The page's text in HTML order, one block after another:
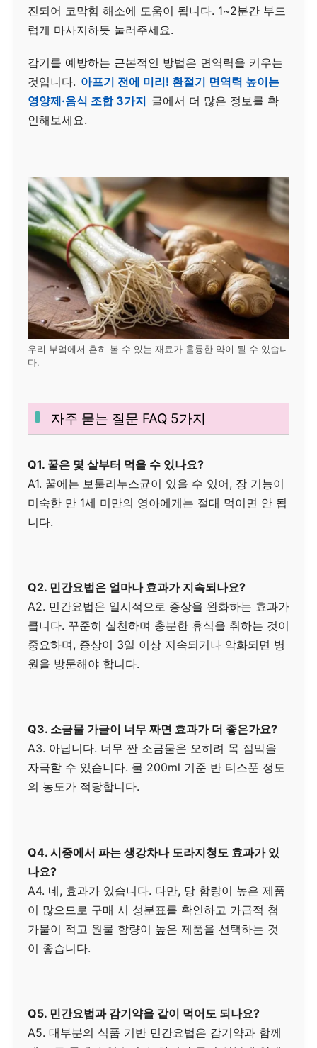
진되어 코막힘 해소에 도움이 됩니다. 1~2분간 부드
럽게 마사지하듯 눌러주세요.
감기를 예방하는 근본적인 방법은 면역력을 키우는
것입니다. 아프기 전에 미리! 환절기 면역력 높이는
영양제·음식 조합 3가지 글에서 더 많은 정보를 확
인해보세요.
우리 부엌에서 흔히 볼 수 있는 재료가 훌륭한 약이 될 수 있습니
다.
자주 묻는 질문 FAQ 5가지
Q1. 꿀은 몇 살부터 먹을 수 있나요?
A1. 꿀에는 보툴리누스균이 있을 수 있어, 장 기능이
미숙한 만 1세 미만의 영아에게는 절대 먹이면 안 됩
니다.
Q2. 민간요법은 얼마나 효과가 지속되나요?
A2. 민간요법은 일시적으로 증상을 완화하는 효과가
큽니다. 꾸준히 실천하며 충분한 휴식을 취하는 것이
중요하며, 증상이 3일 이상 지속되거나 악화되면 병
원을 방문해야 합니다.
Q3. 소금물 가글이 너무 짜면 효과가 더 좋은가요?
A3. 아닙니다. 너무 짠 소금물은 오히려 목 점막을
자극할 수 있습니다. 물 200ml 기준 반 티스푼 정도
의 농도가 적당합니다.
Q4. 시중에서 파는 생강차나 도라지청도 효과가 있
나요?
A4. 네, 효과가 있습니다. 다만, 당 함량이 높은 제품
이 많으므로 구매 시 성분표를 확인하고 가급적 첨
가물이 적고 원물 함량이 높은 제품을 선택하는 것
이 좋습니다.
Q5. 민간요법과 감기약을 같이 먹어도 되나요?
A5. 대부분의 식품 기반 민간요법은 감기약과 함께